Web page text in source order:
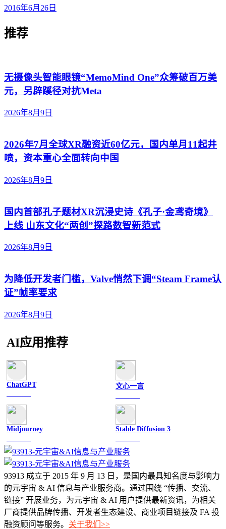
2016年6月26日
推荐
无摄像头智能眼镜“MemoMind One”众筹破百万美
元，另辟蹊径对抗Meta
2026年8月9日
2026年7月全球XR融资近60亿元，国内单月11起井
喷，资本重心全面转向中国
2026年8月9日
国内首部孔子题材XR沉浸史诗《孔子·金鸢奇境》
上线 山东文化“两创”探路数智新范式
2026年8月9日
为降低开发者门槛，Valve悄然下调“Steam Frame认
证”帧率要求
2026年8月9日
AI应用推荐
ChatGPT 文心一言
Midjourney Stable Diffusion 3
93913 成立于 2015 年 9 月 13 日，是国内最具知名度与影响力
的元宇宙 & AI 信息与产业服务商。通过围绕 “传播、交流、
链接” 开展业务，为元宇宙 & AI 用户提供最新资讯，为相关
厂商提供品牌传播、开发者生态建设、商业项目链接及 FA 投
融资顾问等服务。 关于我们>>